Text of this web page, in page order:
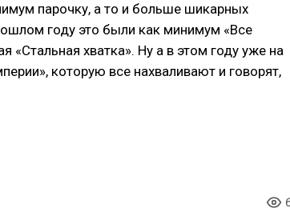
парочку, а то и больше шикарных
году это были как минимум «Все
«Стальная хватка». Ну а в этом году уже на
которую все нахваливают и говорят,